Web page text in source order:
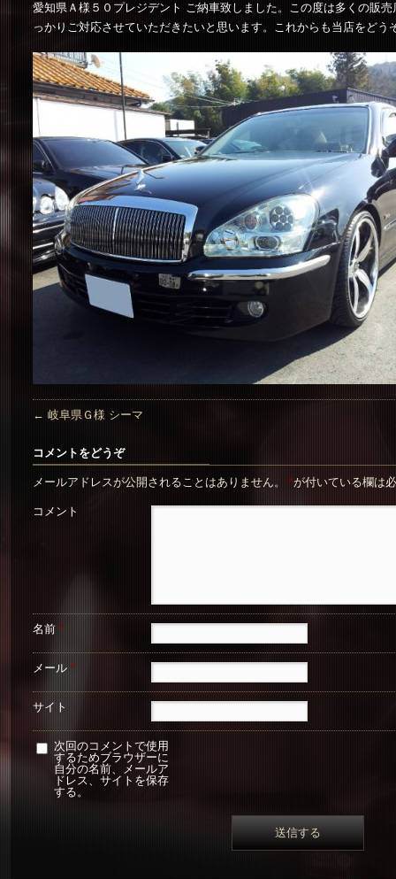
愛知県Ａ様５０プレジデント ご納車致しました。この度は多くの販
っかりご対応させていただきたいと思います。これからも当店をど
← 岐阜県Ｇ様 シーマ
コメントをどうぞ
メールアドレスが公開されることはありません。 *が付いている欄は
コメント
名前 *
メール *
サイト
次回のコメントで使用
するためブラウザーに
自分の名前、メールア
ドレス、サイトを保存
する。